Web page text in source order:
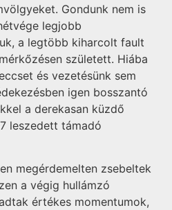
Gondunk nem is
legjobb
a legtöbb kiharcolt fault
született. Hiába
és vezetésünk sem
igen bosszantó
a derekasan küzdő
leszedett támadó
megérdemelten zsebeltek
a végig hullámzó
értékes momentumok,